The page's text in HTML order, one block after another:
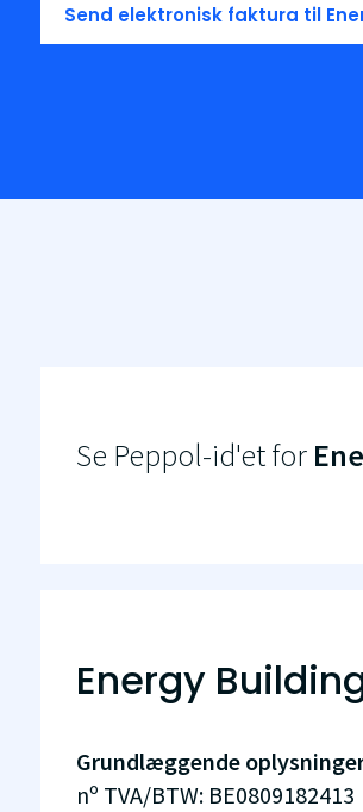
Send elektronisk faktura til
Se Peppol-id'et for
Energy
Grundlæggende
nº TVA/BTW: BE0809182413